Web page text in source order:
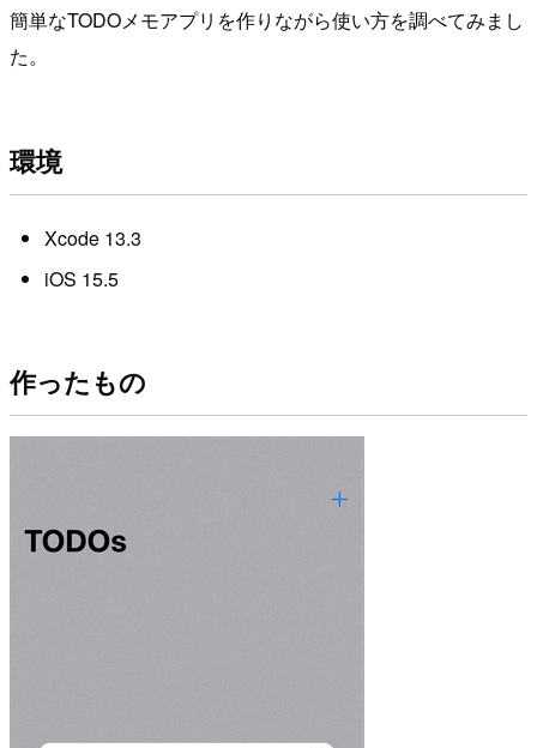
簡単なTODOメモアプリを作りながら使い方を調べてみまし
た。
環境
Xcode 13.3
iOS 15.5
作ったもの